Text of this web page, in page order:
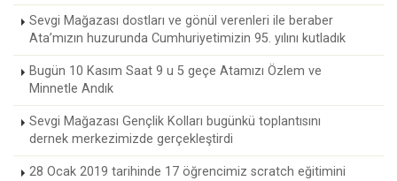
Sevgi Mağazası dostları ve gönül verenleri ile beraber
Ata’mızın huzurunda Cumhuriyetimizin 95. yılını kutladık
Bugün 10 Kasım Saat 9 u 5 geçe Atamızı Özlem ve
Minnetle Andık
Sevgi Mağazası Gençlik Kolları bugünkü toplantısını
dernek merkezimizde gerçekleştirdi
28 Ocak 2019 tarihinde 17 öğrencimiz scratch eğitimini